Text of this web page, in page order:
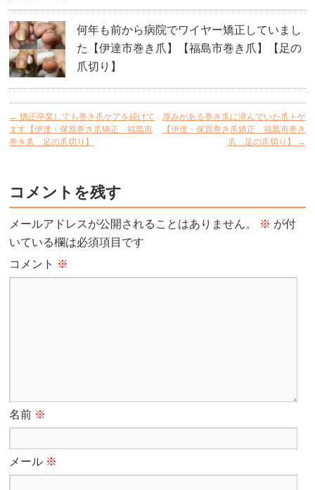
何年も前から病院でワイヤー矯正していまし
た【伊達市巻き爪】【福島市巻き爪】【足の
爪切り】
← 矯正卒業しても巻き爪ケアを続けて
ます【伊達・保原巻き爪矯正 福島市
巻き爪 足の爪切り】
厚みがある巻き爪に潜んでいた爪トゲ
【伊達・保原巻き爪矯正 福島市巻き
爪 足の爪切り】
→
コメントを残す
メールアドレスが公開されることはありません。 ※ が付
いている欄は必須項目です
コメント ※
名前 ※
メール ※